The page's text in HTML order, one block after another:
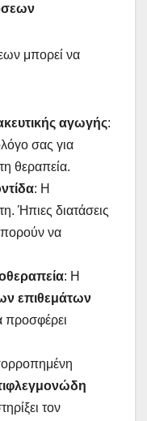
μπορεί να
αγωγής:
σας για
θεραπεία.
: Η
Ήπιες διατάσεις
να
: Η
επιθεμάτων
προσφέρει
τον